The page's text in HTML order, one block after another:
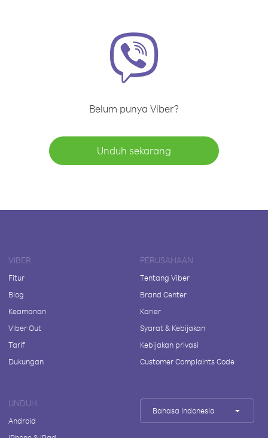
Belum punya Viber?
Unduh sekarang
VIBER
Fitur
Blog
Keamanan
Viber Out
Tarif
Dukungan
PERUSAHAAN
Tentang Viber
Brand Center
Karier
Syarat & Kebijakan
Kebijakan privasi
Customer Complaints Code
UNDUH
Android
Bahasa Indonesia